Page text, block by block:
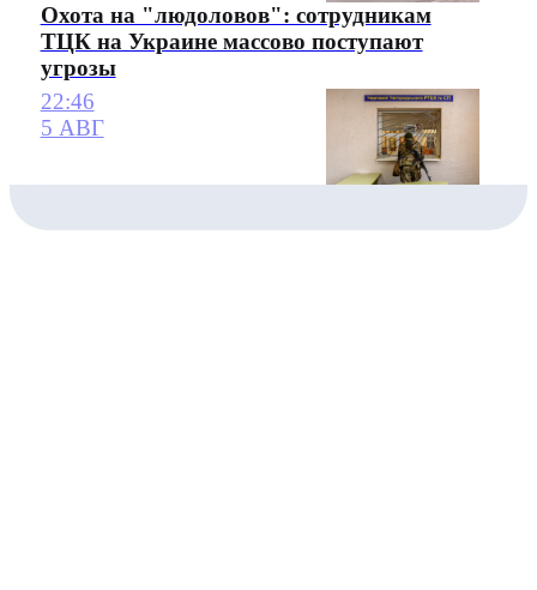
Охота на "людоловов": сотрудникам
ТЦК на Украине массово поступают
угрозы
22:46
5 АВГ